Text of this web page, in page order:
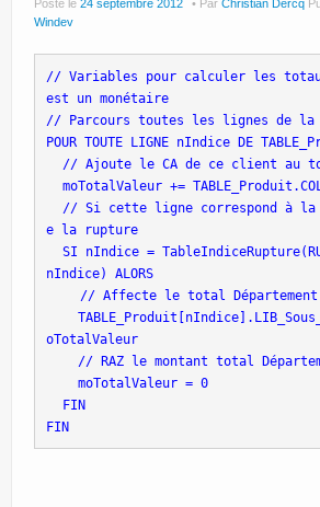
Posté le 24 septembre 2012 Par Christian Dercq
Windev
// Variables pour calculer les
est un monétaire
// Parcours toutes les lignes de la
POUR TOUTE LIGNE nIndice DE
// Ajoute le CA de ce client au
moTotalValeur +=
// Si cette ligne correspond à la
e la rupture
SI nIndice =
nIndice) ALORS
// Affecte le total Département
oTotalValeur
// RAZ le montant total
   moTotalValeur = 0
FIN
FIN